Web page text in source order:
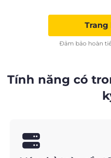
Trang
Đảm bảo hoàn
Tính năng có